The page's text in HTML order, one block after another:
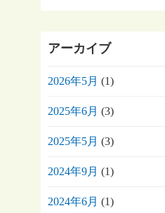
アーカイブ
2026年5月 (1)
2025年6月 (3)
2025年5月 (3)
2024年9月 (1)
2024年6月 (1)